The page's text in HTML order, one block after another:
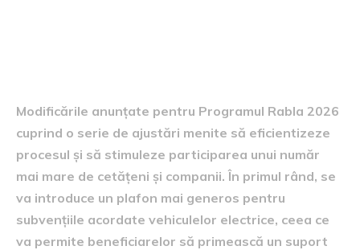
Modificările anunțate pentru Programul Rabla 2026
cuprind o serie de ajustări menite să eficientizeze
procesul și să stimuleze participarea unui număr
mai mare de cetățeni și companii. În primul rând, se
va introduce un plafon mai generos pentru
subvențiile acordate vehiculelor electrice, ceea ce
va permite beneficiarelor să primească un suport